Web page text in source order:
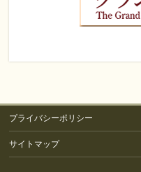
プライバシーポリシー
サイトマップ